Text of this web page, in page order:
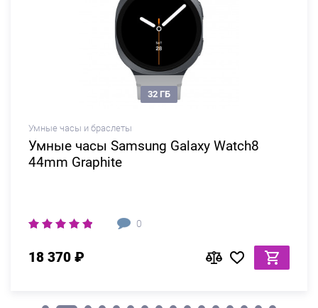
Умные часы и браслеты
Умные часы Samsung Galaxy Watch8
44mm Graphite
0
32 ГБ
18 370 ₽